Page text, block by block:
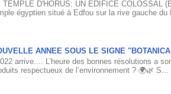
TEMPLE D'HORUS: UN ÉDIFICE COLOSSAL
égyptien situé à Edfou sur la rive gauche du
ANNEE SOUS LE SIGNE
arrive.... L’heure des bonnes résolutions a
respectueux de l’environnement ? 🌍🌿 S...